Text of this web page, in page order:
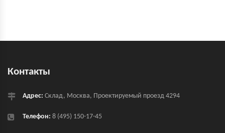
Контакты
Адрес: Склад, Москва, Проектируемый проезд 4294
Телефон: 8 (495) 150-17-45